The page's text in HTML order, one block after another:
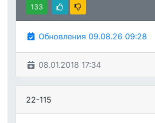
133
Обновления 09.08.26 09:28
08.01.2018 17:34
22-115